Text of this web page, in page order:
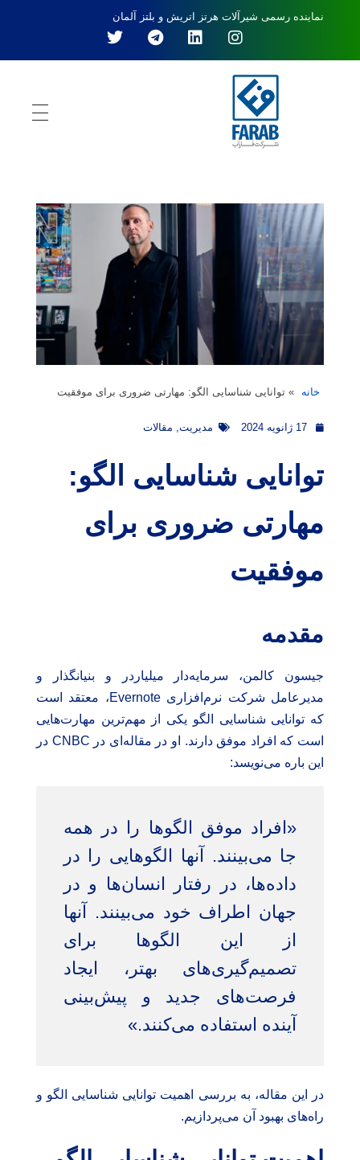
نماینده رسمی شیرآلات هرتز اتریش و بلتز آلمان
خانه » توانایی شناسایی الگو: مهارتی ضروری برای موفقیت
17 ژانویه 2024 مدیریت, مقالات
توانایی شناسایی الگو:
مهارتی ضروری برای
موفقیت
مقدمه
جیسون کالمن، سرمایه‌دار میلیاردر و بنیانگذار و
مدیرعامل شرکت نرم‌افزاری Evernote، معتقد است
که توانایی شناسایی الگو یکی از مهم‌ترین مهارت‌هایی
است که افراد موفق دارند. او در مقاله‌ای در CNBC در
این باره می‌نویسد:
«افراد موفق الگوها را در همه
جا می‌بینند. آنها الگوهایی را در
داده‌ها، در رفتار انسان‌ها و در
جهان اطراف خود می‌بینند. آنها
از این الگوها برای
تصمیم‌گیری‌های بهتر، ایجاد
فرصت‌های جدید و پیش‌بینی
آینده استفاده می‌کنند.»
در این مقاله، به بررسی اهمیت توانایی شناسایی الگو و
راه‌های بهبود آن می‌پردازیم.